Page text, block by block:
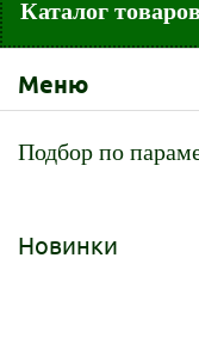
Каталог
Меню
Подбор по
Новинки